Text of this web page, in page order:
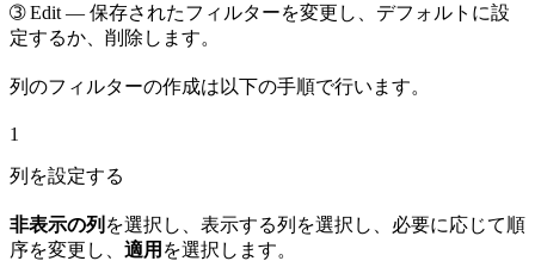
➂Edit — 保存されたフィルターを変更し、デフォルトに設
定するか、削除します。
列のフィルターの作成は以下の手順で行います。
1
列を設定する
非表示の列 を選択し、表示する列を選択し、必要に応じて順
序を変更し、 適用 を選択します。